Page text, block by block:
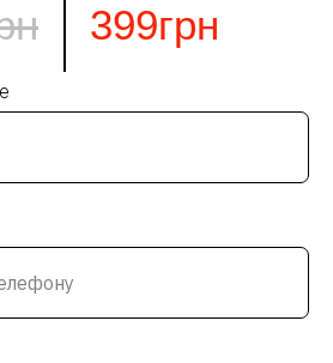
399грн